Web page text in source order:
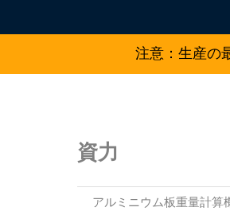
注意：生産の
資力
アルミニウム板重量計算